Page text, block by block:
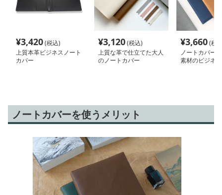
¥3,420(税込)
上質本革ビジネスノート
カバー
¥3,120(税込)
上質な革で仕立てた大人
のノートカバー
¥3,660(税
ノートカバー
素材のビジネ
ノートカバーを使うメリット